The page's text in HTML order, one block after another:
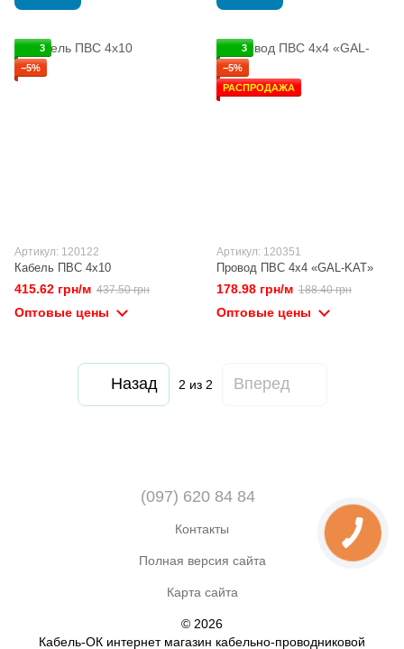
3
−5%
Артикул: 120122
Кабель ПВС 4х10
415.62 грн/м 437.50 грн
Оптовые цены
3
−5%
РАСПРОДАЖА
Артикул: 120351
Провод ПВС 4х4 «GAL-KAT»
178.98 грн/м 188.40 грн
Оптовые цены
Назад 2 из 2 Вперед
(097) 620 84 84
Контакты
Полная версия сайта
Карта сайта
© 2026
Кабель-ОК интернет магазин кабельно-проводниковой